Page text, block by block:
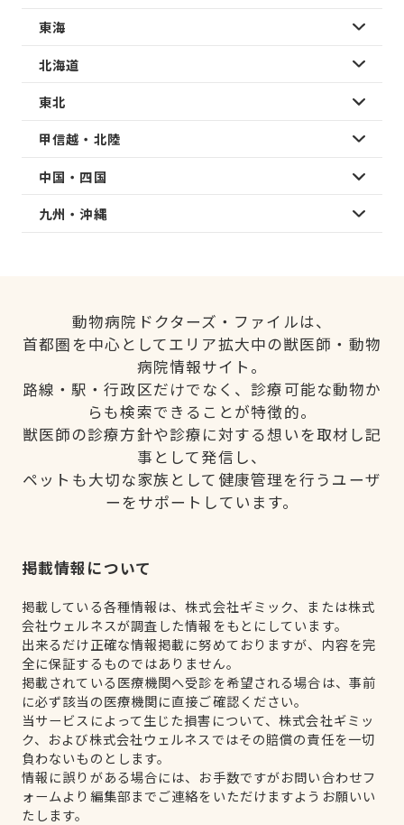
東海
北海道
東北
甲信越・北陸
中国・四国
九州・沖縄
動物病院ドクターズ・ファイルは、
首都圏を中心としてエリア拡大中の獣医師・動物
病院情報サイト。
路線・駅・行政区だけでなく、診療可能な動物か
らも検索できることが特徴的。
獣医師の診療方針や診療に対する想いを取材し記
事として発信し、
ペットも大切な家族として健康管理を行うユーザ
ーをサポートしています。
掲載情報について
掲載している各種情報は、株式会社ギミック、または株式
会社ウェルネスが調査した情報をもとにしています。
出来るだけ正確な情報掲載に努めておりますが、内容を完
全に保証するものではありません。
掲載されている医療機関へ受診を希望される場合は、事前
に必ず該当の医療機関に直接ご確認ください。
当サービスによって生じた損害について、株式会社ギミッ
ク、および株式会社ウェルネスではその賠償の責任を一切
負わないものとします。
情報に誤りがある場合には、お手数ですがお問い合わせフ
ォームより編集部までご連絡をいただけますようお願いい
たします。